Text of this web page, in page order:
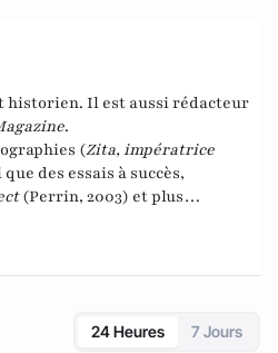
historien. Il est aussi rédacteur
.
(Zita, impératrice
des essais à succès,
(Perrin, 2003) et plus
incorrect
24 Heures 7 Jours